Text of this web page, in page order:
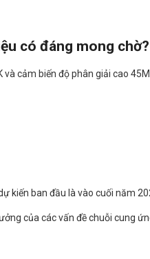
có đáng mong chờ?
cảm biến độ phân giải cao
kiến ban đầu là vào cuối năm
của các vấn đề chuỗi cung